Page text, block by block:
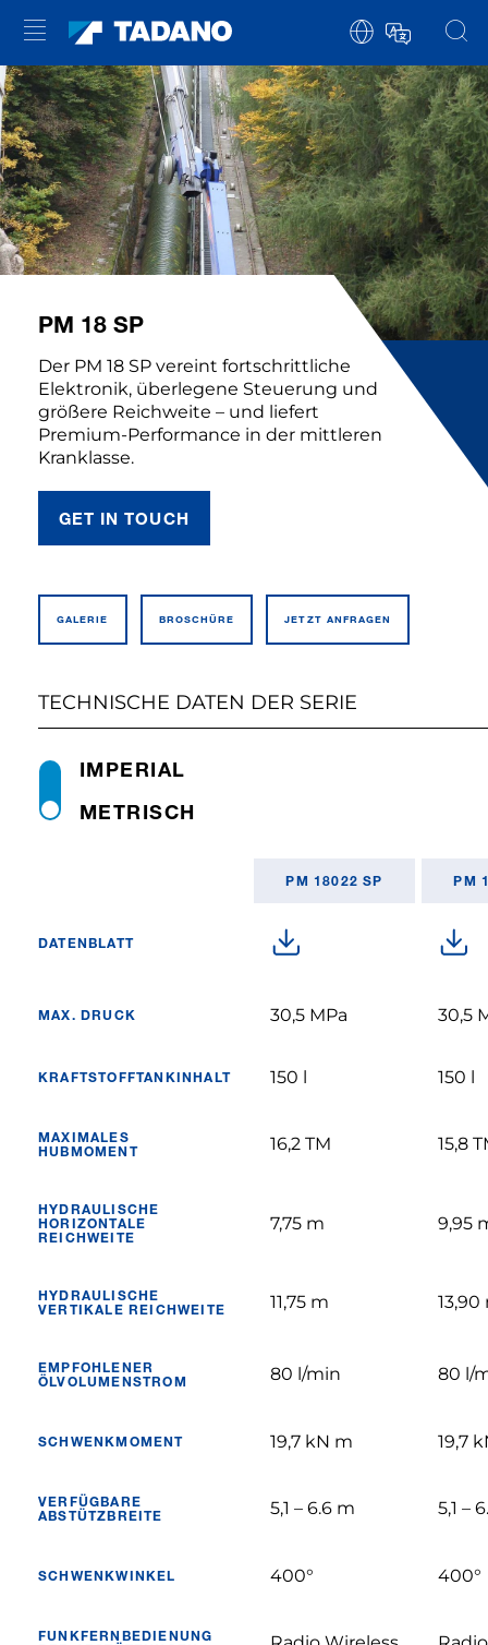
PM 18 SP
Der PM 18 SP vereint fortschrittliche
Elektronik, überlegene Steuerung und
größere Reichweite – und liefert
Premium-Performance in der mittleren
Kranklasse.
GET IN TOUCH
GALERIE BROSCHÜRE JETZT ANFRAGEN
TECHNISCHE DATEN DER SERIE
METRISCH
IMPERIAL
PM 18022 SP PM
DATENBLATT
MAX. DRUCK 30,5 MPa 30,5
KRAFTSTOFFTANKINHALT 150 l 150 l
MAXIMALES
HUBMOMENT
16,2 TM 15,8
HYDRAULISCHE
HORIZONTALE
REICHWEITE
7,75 m 9,95
HYDRAULISCHE
VERTIKALE REICHWEITE
11,75 m 13,90
EMPFOHLENER
ÖLVOLUMENSTROM
80 l/min 80 l/
SCHWENKMOMENT 19,7 kN m 19,7
VERFÜGBARE
ABSTÜTZBREITE
5,1 – 6.6 m 5,1 –
SCHWENKWINKEL 400° 400°
FUNKFERNBEDIENUNG